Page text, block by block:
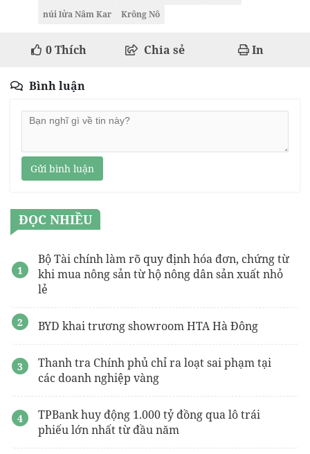
núi lửa Nâm Kar
Krông Nô
0Thích Chia sẻ In
Bình luận
Gửi bình luận
ĐỌC NHIỀU
Bộ Tài chính làm rõ quy định hóa đơn, chứng từ
khi mua nông sản từ hộ nông dân sản xuất nhỏ
lẻ
BYD khai trương showroom HTA Hà Đông
Thanh tra Chính phủ chỉ ra loạt sai phạm tại
các doanh nghiệp vàng
TPBank huy động 1.000 tỷ đồng qua lô trái
phiếu lớn nhất từ đầu năm